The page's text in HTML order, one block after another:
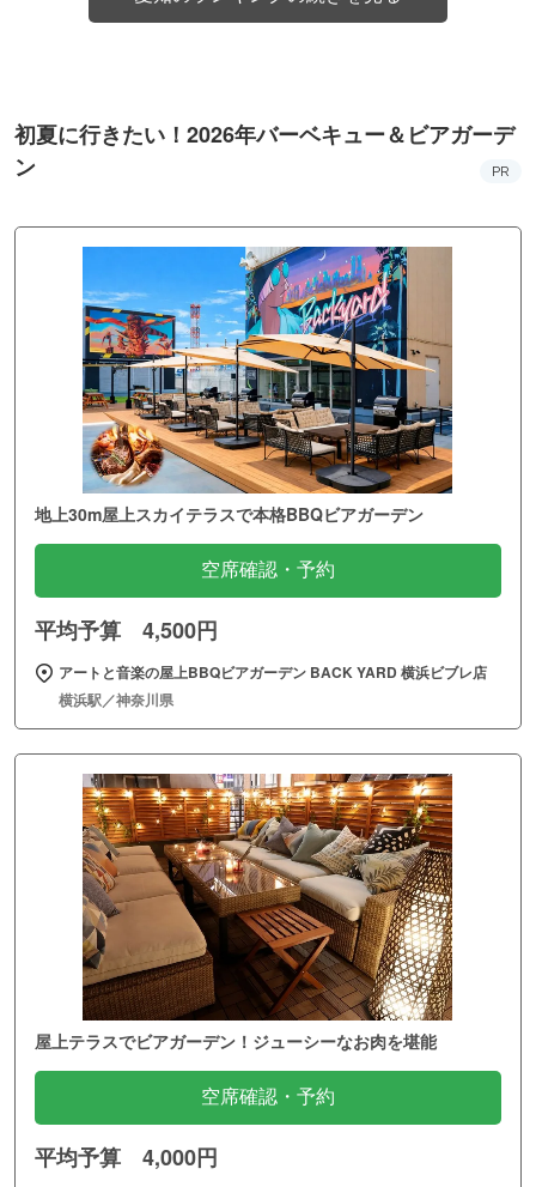
初夏に行きたい！2026年バーベキュー＆ビアガーデ
ン
PR
地上30m屋上スカイテラスで本格BBQビアガーデン
空席確認・予約
平均予算 4,500円
アートと音楽の屋上BBQビアガーデン BACK YARD 横浜ビブレ店
横浜駅／神奈川県
屋上テラスでビアガーデン！ジューシーなお肉を堪能
空席確認・予約
平均予算 4,000円